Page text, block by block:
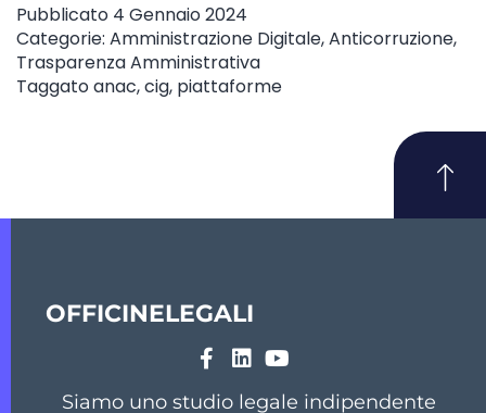
Pubblicato 4 Gennaio 2024
Categorie: Amministrazione Digitale,Anticorruzione,
Trasparenza Amministrativa
Taggatoanac,cig, piattaforme
OFFICINELEGALI
Siamo uno studio legale indipendente